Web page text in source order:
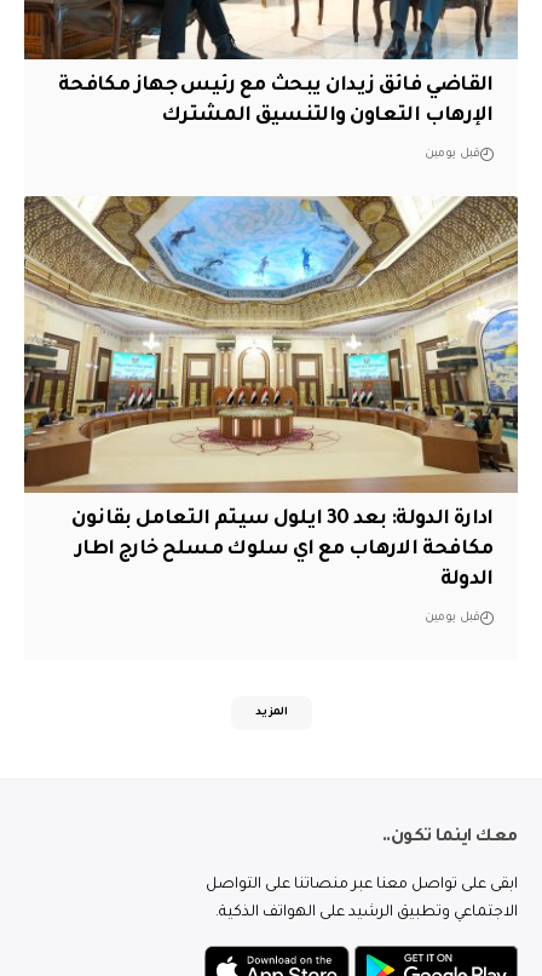
القاضي فائق زيدان يبحث مع رئيس جهاز مكافحة
الإرهاب التعاون والتنسيق المشترك
قبل يومين
ادارة الدولة: بعد 30 ايلول سيتم التعامل بقانون
مكافحة الارهاب مع اي سلوك مسلح خارج اطار
الدولة
قبل يومين
المزيد
معك اينما تكون..
ابقى على تواصل معنا عبر منصاتنا على التواصل
الاجتماعي وتطبيق الرشيد على الهواتف الذكية.